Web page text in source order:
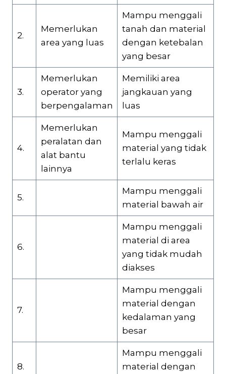
2.
Memerlukan
area yang luas
Mampu menggali
tanah dan material
dengan ketebalan
yang besar
3.
Memerlukan
operator yang
berpengalaman
Memiliki area
jangkauan yang
luas
4.
Memerlukan
peralatan dan
alat bantu
lainnya
Mampu menggali
material yang tidak
terlalu keras
5.
Mampu menggali
material bawah air
6.
Mampu menggali
material di area
yang tidak mudah
diakses
7.
Mampu menggali
material dengan
kedalaman yang
besar
8.
Mampu menggali
material dengan